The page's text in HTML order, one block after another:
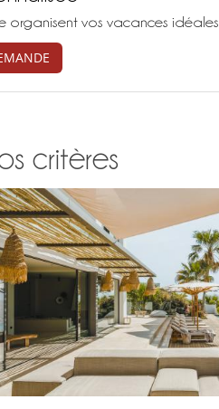
organisent vos vacances idéales
critères